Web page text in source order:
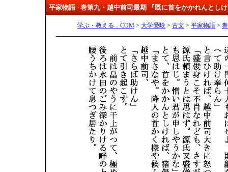
平家物語 - 巻第九・越中前司最期 『既に首をかかれんとし
学ぶ・教える．COM > 大学受験 > 古文 > 平家物語 >